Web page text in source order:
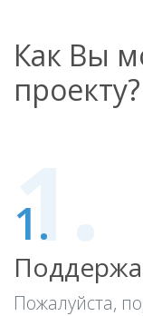
Как Вы
проекту?
1.
Пожалуйста,